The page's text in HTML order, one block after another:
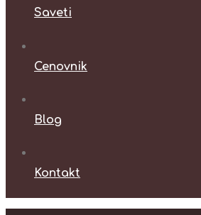
Saveti
Cenovnik
Blog
Kontakt